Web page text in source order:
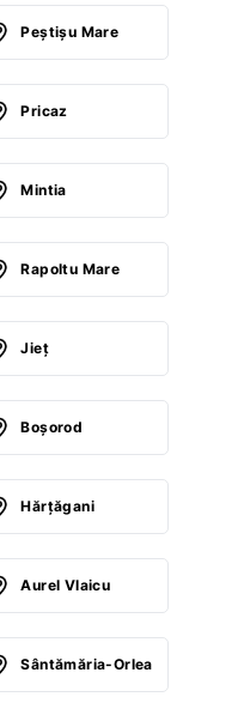
Peştişu Mare
Pricaz
Mintia
Rapoltu Mare
Jieţ
Boşorod
Hărţăgani
Aurel Vlaicu
Sântămăria-Orlea